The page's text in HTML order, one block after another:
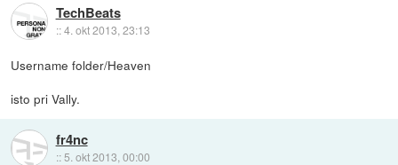
TechBeats
::4. okt 2013, 23:13
Username folder/Heaven
isto pri Vally.
fr4nc
:: 5. okt 2013, 00:00